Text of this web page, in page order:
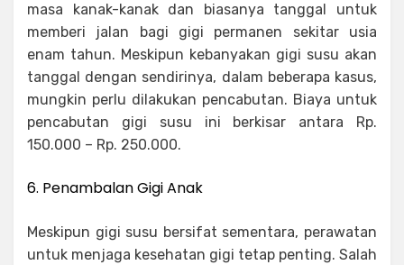
masa kanak-kanak dan biasanya tanggal untuk
memberi jalan bagi gigi permanen sekitar usia
enam tahun. Meskipun kebanyakan gigi susu akan
tanggal dengan sendirinya, dalam beberapa kasus,
mungkin perlu dilakukan pencabutan. Biaya untuk
pencabutan gigi susu ini berkisar antara Rp.
150.000 – Rp. 250.000.
6. Penambalan Gigi Anak
Meskipun gigi susu bersifat sementara, perawatan
untuk menjaga kesehatan gigi tetap penting. Salah